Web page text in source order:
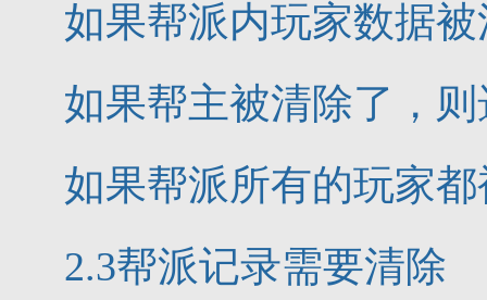
如果帮派内玩家数据
如果帮主被清除了，
如果帮派所有的玩家
2.3帮派记录需要清除